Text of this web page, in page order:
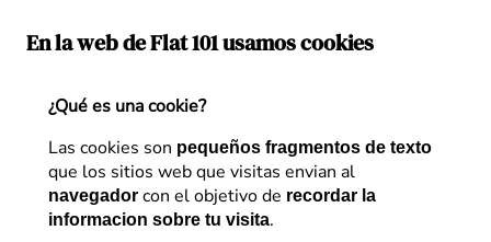
En la web de Flat 101 usamos cookies
¿Qué es una cookie?
Las cookies son pequeños fragmentos de texto
que los sitios web que visitas envian al
navegador con el objetivo de recordar la
informacion sobre tu visita.
Etiqueta:Business Experience
Optimization